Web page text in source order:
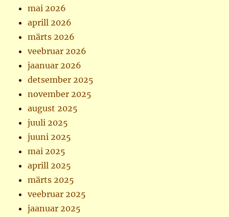
mai 2026
aprill 2026
märts 2026
veebruar 2026
jaanuar 2026
detsember 2025
november 2025
august 2025
juuli 2025
juuni 2025
mai 2025
aprill 2025
märts 2025
veebruar 2025
jaanuar 2025